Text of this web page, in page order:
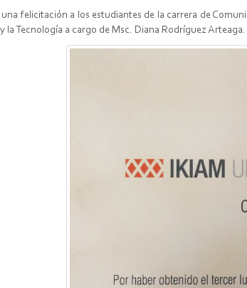
felicitación a los estudiantes de la carrera de
la Tecnología a cargo de Msc. Diana Rodríguez Arteaga.